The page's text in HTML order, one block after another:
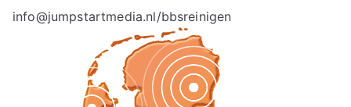
info@jumpstartmedia.nl/bbsreinigen